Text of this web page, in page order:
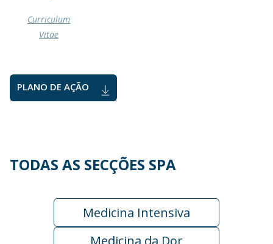
Curriculum
Vitae
PLANO DE AÇÃO
TODAS AS SECÇÕES SPA
Medicina Intensiva